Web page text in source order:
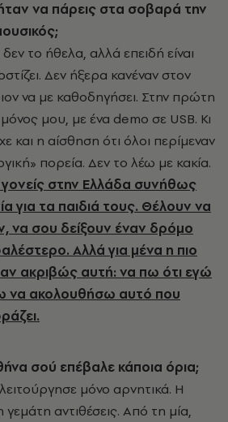
να πάρεις στα σοβαρά την
το ήθελα, αλλά επειδή είναι
Δεν ήξερα κανέναν στον
να με καθοδηγήσει. Στην πρώτη
μου, με ένα demo σε USB. Κι
και η αίσθηση ότι όλοι περίμεναν
πορεία. Δεν το λέω με κακία.
γονείς στην Ελλάδα συνήθως
για τα παιδιά τους. Θέλουν να
να σου δείξουν έναν δρόμο
Αλλά για μένα η πιο
ακριβώς αυτή: να πω ότι εγώ
να ακολουθήσω αυτό που
σού επέβαλε κάποια όρια;
μόνο αρνητικά. Η
γεμάτη αντιθέσεις. Από τη μία,